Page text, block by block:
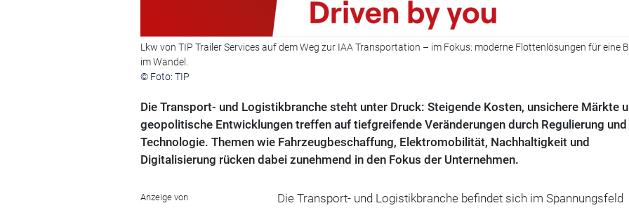
Lkw von TIP Trailer Services auf dem Weg zur IAA Transportation – im Fokus: moderne Flottenlösungen für eine
im Wandel.
© Foto: TIP
Die Transport- und Logistikbranche steht unter Druck: Steigende Kosten, unsichere Märkte
geopolitische Entwicklungen treffen auf tiefgreifende Veränderungen durch Regulierung und
Technologie. Themen wie Fahrzeugbeschaffung, Elektromobilität, Nachhaltigkeit und
Digitalisierung rücken dabei zunehmend in den Fokus der Unternehmen.
Anzeige von
Die Transport- und Logistikbranche befindet sich im Spannungsfeld